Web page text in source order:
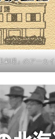
劇場」のアーカ